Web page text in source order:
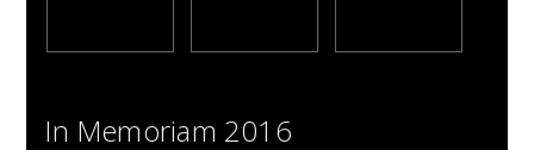
In Memoriam 2016